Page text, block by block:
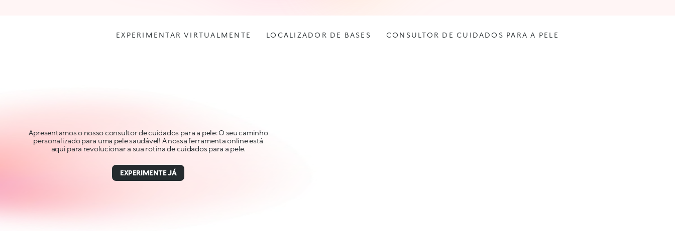
EXPERIMENTAR VIRTUALMENTE LOCALIZADOR DE BASES CONSULTOR DE CUIDADOS PARA A PELE
Apresentamos o nosso consultor de cuidados para a pele: O seu caminho
personalizado para uma pele saudável! A nossa ferramenta online está
aqui para revolucionar a sua rotina de cuidados para a pele.
EXPERIMENTE JÁ